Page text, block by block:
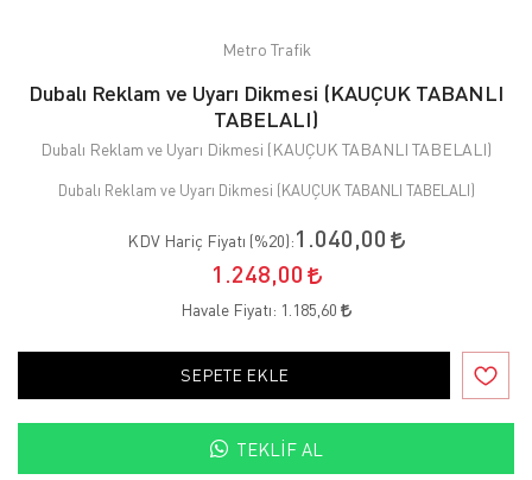
Metro Trafik
Dubalı Reklam ve Uyarı Dikmesi (KAUÇUK TABANLI
TABELALI)
Dubalı Reklam ve Uyarı Dikmesi (KAUÇUK TABANLI TABELALI)
Dubalı Reklam ve Uyarı Dikmesi (KAUÇUK TABANLI TABELALI)
KDV Hariç Fiyatı (%20):1.040,00
1.248,00
Havale Fiyatı: 1.185,60
SEPETE EKLE
TEKLIF AL